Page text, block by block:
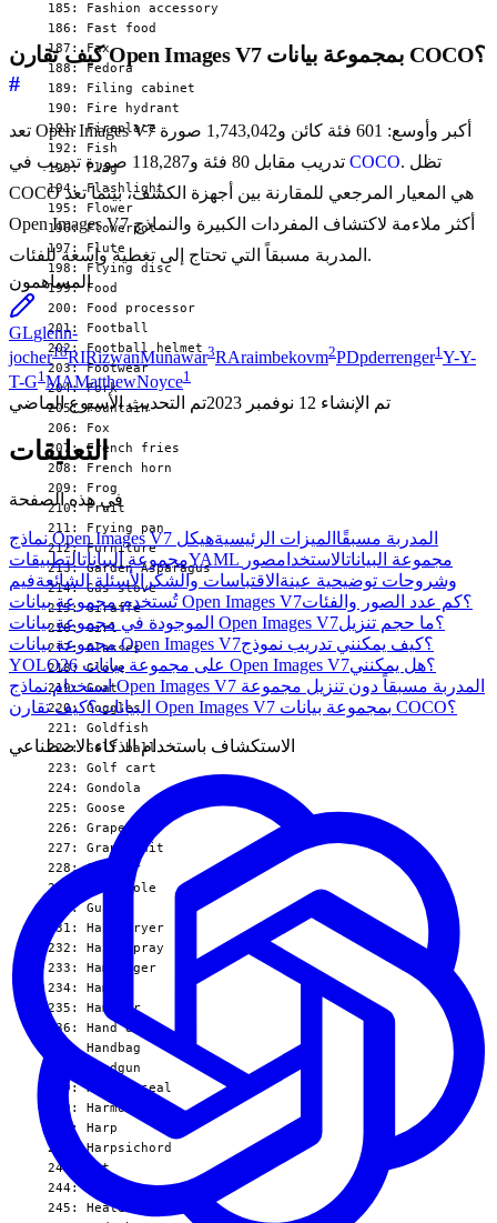
كيف تقارن Open Images V7 بمجموعة بيانات COCO؟
#
تعد Open Images V7 أكبر وأوسع: 601 فئة كائن و1,743,042 صورة
COCO. تظل
COCO هي المعيار المرجعي للمقارنة بين أجهزة الكشف، بينما تعد
Open Images V7 أكثر ملاءمة لاكتشاف المفردات الكبيرة والنماذج
المدربة مسبقاً التي تحتاج إلى تغطية واسعة للفئات.
المساهمون
GLglenn-
jocher18RIRizwanMunawar3RAraimbekovm2PDpderrenger1 Y-Y-
T-G1MAMatthewNoyce1
تم الإنشاء 12 نوفمبر 2023 تم التحديث الأسبوع الماضي
التعليقات
في هذه الصفحة
نماذج Open Images V7 المدربة مسبقًا الميزات الرئيسيةهيكل
مجموعة البياناتالتطبيقات YAML مجموعة البياناتالاستخدامصور
وشروحات توضيحية عينة الاقتباسات والشكر الأسئلة الشائعةفيم
تُستخدم مجموعة بيانات Open Images V7؟كم عدد الصور والفئات
الموجودة في مجموعة بيانات Open Images V7؟ما حجم تنزيل
مجموعة بيانات Open Images V7؟كيف يمكنني تدريب نموذج
YOLO26 على مجموعة بيانات Open Images V7؟هل يمكنني
استخدام نماذج Open Images V7 المدربة مسبقاً دون تنزيل مجموعة
البيانات؟
كيف تقارن Open Images V7 بمجموعة بيانات COCO؟
الاستكشاف باستخدام الذكاء الاصطناعي